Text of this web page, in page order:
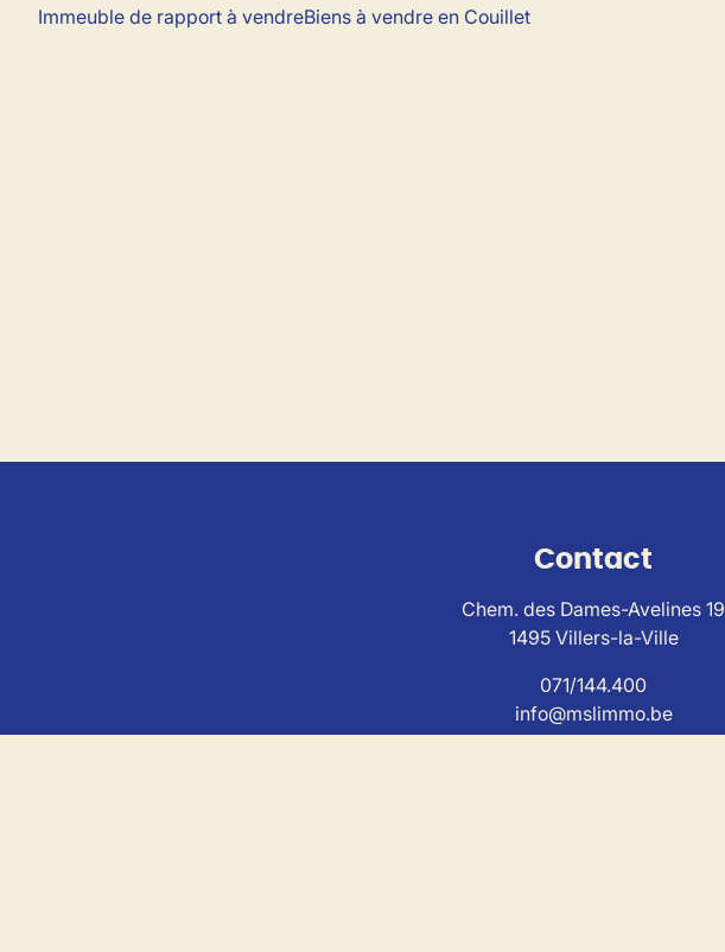
Immeuble de rapport à vendreBiens à vendre en Couillet
Contact
Chem. des Dames-Avelines 19
1495 Villers-la-Ville
071/144.400
info@mslimmo.be